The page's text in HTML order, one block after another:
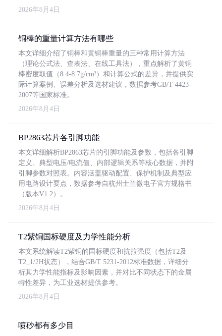
2026年8月4日
铜棒的重量计算方法有哪些
本文详细介绍了铜棒和黄铜棒重量的三种常用计算方法
（理论公式法、查表法、在线工具法），重点解析了黄铜
棒密度取值（8.4-8.7g/cm³）和计算公式的差异，并提供实
际计算案例、误差分析及选材建议，数据参考GB/T 4423-
2007等国家标准。
2026年8月4日
BP2863芯片各引脚功能
本文详细解析BP2863芯片的引脚功能及参数，包括各引脚
定义、典型电压/电流值、内部逻辑关系等核心数据，并附
引脚参数对照表。内容涵盖驱动配置、保护机制及典型应
用电路设计要点，数据参考自杭州士兰微电子官方规格书
（版本V1.2）。
2026年8月4日
T2紫铜国标硬度及力学性能分析
本文系统解读T2紫铜的国标硬度和抗拉强度（包括T2及
T2_1/2H状态），结合GB/T 5231-2012标准数据，详细分
析其力学性能指标及影响因素，并对比不同状态下的金属
特性差异，为工业选材提供参考。
2026年8月4日
喷砂都有多少目